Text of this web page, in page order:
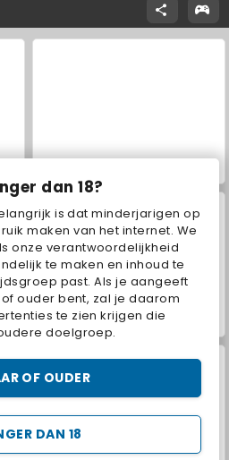
dan 18?
is dat minderjarigen op
maken van het internet. We
onze verantwoordelijkheid
te maken en inhoud te
past. Als je aangeeft
ouder bent, zal je daarom
te zien krijgen die
doelgroep.
DAN 18
OF OUDER
ASMR Makeover & Makeup Studio